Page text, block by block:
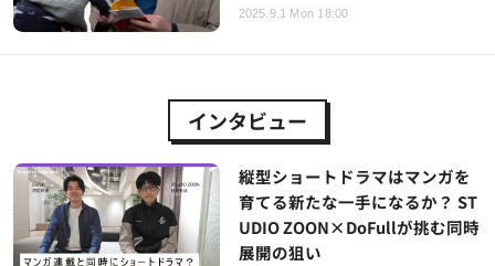
2025.9.1 Mon 18:00
インタビュー
縦型ショートドラマはマンガを
育てる新たな一手になるか？ ST
UDIO ZOON×DoFullが挑む同時
展開の狙い